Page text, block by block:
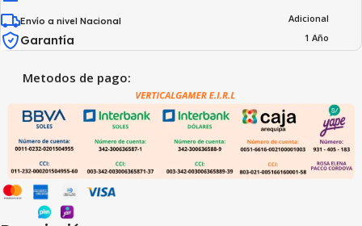
Envío a nivel Nacional Adicional
Garantía 1 Año
Metodos de pago: